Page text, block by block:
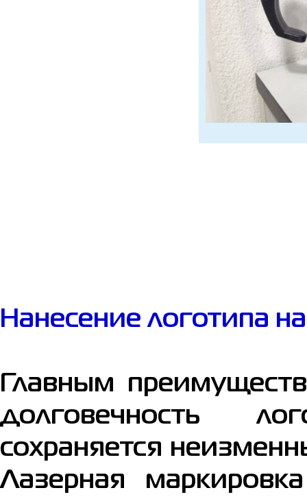
Нанесение логотипа
Главным
долговечность
сохраняется
Лазерная